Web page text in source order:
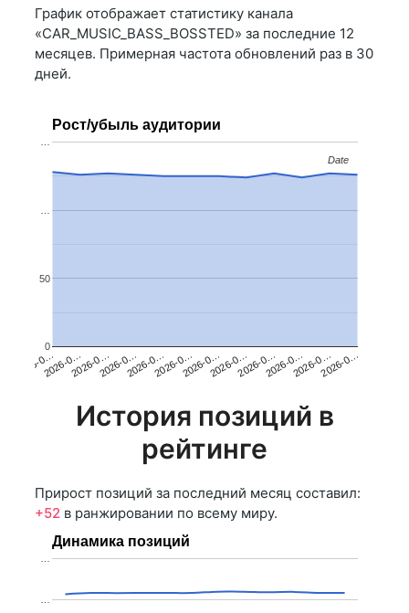
График отображает статистику канала
«CAR_MUSIC_BASS_BOSSTED» за последние 12
месяцев. Примерная частота обновлений раз в 30
дней.
Рост/убыль аудитории
2026-0…2026-0…2026-0…2026-0…2026-0…2026-0…2026-0…2026-0…2026-0…2026-0…2026-0…2026-0…
0
50
…
…
Date
Date
История позиций в
рейтинге
Прирост позиций за последний месяц составил:
+52 в ранжировании по всему миру.
Динамика позиций
…
…